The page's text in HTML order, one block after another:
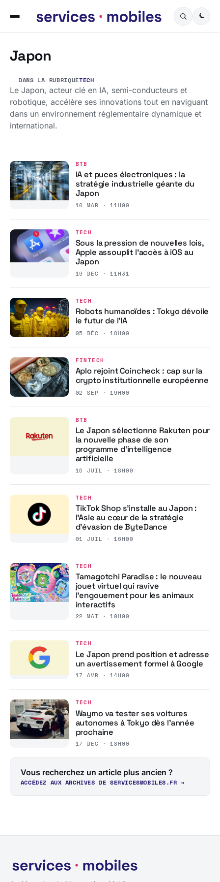
Japon
DANS LA RUBRIQUETECH
Le Japon, acteur clé en IA, semi-conducteurs et
robotique, accélère ses innovations tout en naviguant
dans un environnement réglementaire dynamique et
international.
BTB
IA et puces électroniques : la
stratégie industrielle géante du
Japon
10 MAR · 11H00
TECH
Sous la pression de nouvelles lois,
Apple assouplit l’accès à iOS au
Japon
19 DÉC · 11H31
TECH
Robots humanoïdes : Tokyo dévoile
le futur de l’IA
05 DÉC · 18H00
FINTECH
Aplo rejoint Coincheck : cap sur la
crypto institutionnelle européenne
02 SEP · 19H00
BTB
Le Japon sélectionne Rakuten pour
la nouvelle phase de son
programme d’intelligence
artificielle
16 JUIL · 18H00
TECH
TikTok Shop s’installe au Japon :
l’Asie au cœur de la stratégie
d’évasion de ByteDance
01 JUIL · 16H00
TECH
Tamagotchi Paradise : le nouveau
jouet virtuel qui ravive
l’engouement pour les animaux
interactifs
22 MAI · 10H00
TECH
Le Japon prend position et adresse
un avertissement formel à Google
17 AVR · 14H00
TECH
Waymo va tester ses voitures
autonomes à Tokyo dès l’année
prochaine
17 DÉC · 18H00
Vous recherchez un article plus ancien ?
ACCÉDEZ AUX ARCHIVES DE SERVICESMOBILES.FR →